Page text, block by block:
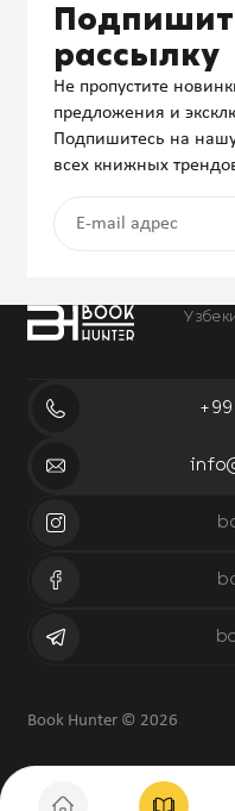
рассылку
Не пропустите
предложения и
Подпишитесь на нашу
всех книжных
Book Hunter © 2026